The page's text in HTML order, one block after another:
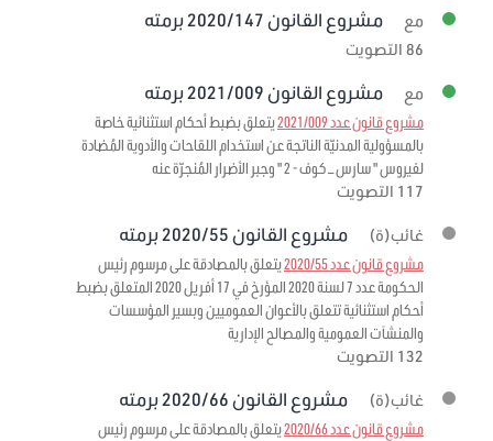
مع مشروع القانون 2020/147 برمته
86 التصويت
مع مشروع القانون 2021/009 برمته
مشروع قانون عدد 2021/009
يتعلق بضبط أحكام استثنائية خاصة
بالمسؤولية المدنيّة الناتجة عن استخدام اللقاحات والأدوية المُضادة
لفيروس " سارس – كوف - 2 " وجبر الأضرار المُنجرّة عنه
117 التصويت
غائب(ة) مشروع القانون 2020/55 برمته
مشروع قانون عدد 2020/55
يتعلق بالمصادقة على مرسوم رئيس
الحكومة عدد 7 لسنة 2020 المؤرخ في 17 أفريل 2020 المتعلق بضبط
أحكام استثنائية تتعلق بالأعوان العموميين وبسير المؤسسات
والمنشآت العمومية والمصالح الإدارية
132 التصويت
غائب(ة) مشروع القانون 2020/66 برمته
مشروع قانون عدد 2020/66
يتعلق بالمصادقة على مرسوم رئيس